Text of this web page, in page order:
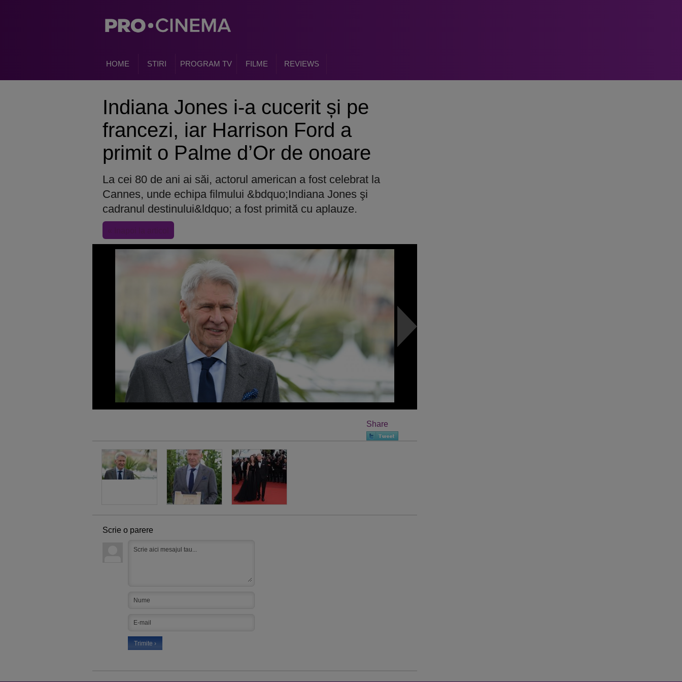
HOME STIRI PROGRAM TV FILME REVIEWS
Indiana Jones i-a cucerit și pe
francezi, iar Harrison Ford a
primit o Palme d’Or de onoare
La cei 80 de ani ai săi, actorul american a fost celebrat la
Cannes, unde echipa filmului &bdquo;Indiana Jones şi
cadranul destinului&ldquo; a fost primită cu aplauze.
Share
Scrie o parere